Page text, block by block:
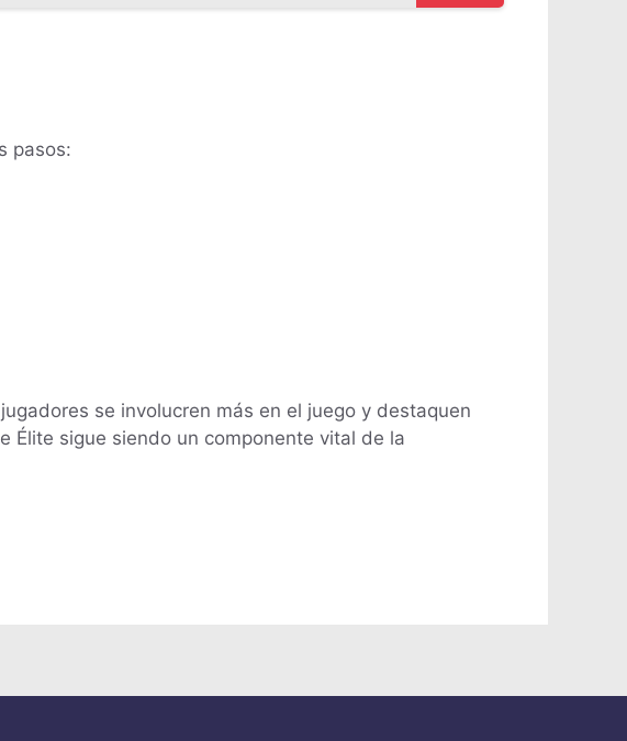
pasos:
se involucren más en el juego y destaquen
Élite sigue siendo un componente vital de la